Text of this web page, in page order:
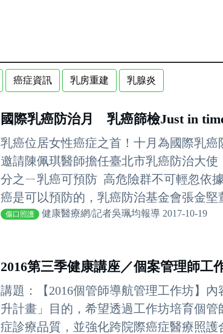
癌症資訊 乳房重建 乳腺炎
國際乳癌防治月 乳癌篩檢Just in
乳癌位居女性癌症之首！十月為國際乳
邀請陳佩琪醫師擔任臺北市乳癌防治大
分之ㄧ乳癌可預防 高危險群不可輕忽依
癌是可以預防的，乳癌防治基金會張金堅
傷口照護 健康醫療網/記者吳珮均報導 2017-10-19
2016第三季健康講座／個案管理師工
講題：【2016個管師導航管理工作坊】
升計畫」目的，希望透過工作坊培育個
症診療品質，並強化跨院際癌症醫療照護